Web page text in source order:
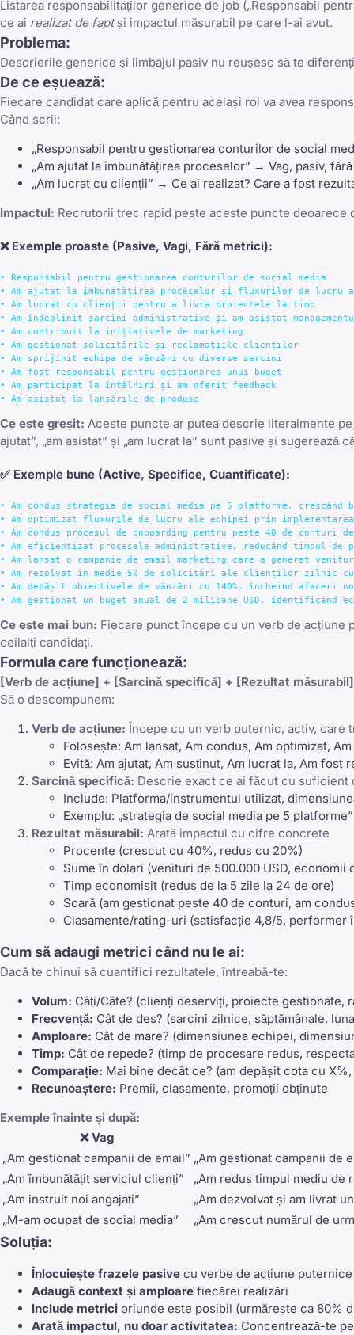
Listarea responsabilităților generice de job („Responsabil
ce ai realizat de faptși impactul măsurabil pe care l-ai avut.
Problema:
Descrierile generice și limbajul pasiv nu reușesc să te
De ce eșuează:
Fiecare candidat care aplică pentru același rol va avea
Când scrii:
„Responsabil pentru gestionarea conturilor de social
„Am ajutat la îmbunătățirea proceselor” → Vag, pasiv,
„Am lucrat cu clienții” → Ce ai realizat? Care a fost
Impactul: Recrutorii trec rapid peste aceste puncte
❌ Exemple proaste (Pasive, Vagi, Fără metrici):
• Responsabil pentru gestionarea conturilor de social media
• Am ajutat la îmbunătățirea proceselor și fluxurilor de lucru
• Am lucrat cu clienții pentru a livra proiectele la timp
• Am îndeplinit sarcini administrative și am asistat
• Am contribuit la inițiativele de marketing
• Am gestionat solicitările și reclamațiile clienților
• Am sprijinit echipa de vânzări cu diverse sarcini
• Am fost responsabil pentru gestionarea unui buget
• Am participat la întâlniri și am oferit feedback
Ce este greșit: Aceste puncte ar putea descrie literalmente
ajutat”, „am asistat” și „am lucrat la” sunt pasive și
✅ Exemple bune (Active, Specifice, Cuantificate):
• Am condus strategia de social media pe 5 platforme,
• Am optimizat fluxurile de lucru ale echipei prin
• Am condus procesul de onboarding pentru peste 40 de
• Am eficientizat procesele administrative, reducând timpul
• Am lansat o campanie de email marketing care a generat
• Am rezolvat în medie 50 de solicitări ale clienților zilnic cu
• Am depășit obiectivele de vânzări cu 140%, încheind afaceri
Ce este mai bun: Fiecare punct începe cu un verb de
ceilalți candidați.
Formula care funcționează:
[Verb de acțiune] + [Sarcină specifică] + [Rezultat măsurabil]
Să o descompunem:
Verb de acțiune: Începe cu un verb puternic, activ, care
Folosește: Am lansat, Am condus, Am optimizat,
Evită: Am ajutat, Am susținut, Am lucrat la, Am
Sarcină specifică: Descrie exact ce ai făcut cu suficient
Include: Platforma/instrumentul utilizat,
Exemplu: „strategia de social media pe 5
Rezultat măsurabil: Arată impactul cu cifre concrete
Procente (crescut cu 40%, redus cu 20%)
Sume în dolari (venituri de 500.000 USD, economii
Timp economisit (redus de la 5 zile la 24 de ore)
Scară (am gestionat peste 40 de conturi, am
Clasamente/rating-uri (satisfacție 4,8/5, performer
Cum să adaugi metrici când nu le ai:
Dacă te chinui să cuantifici rezultatele, întreabă-te:
Volum: Câți/Câte? (clienți deserviți, proiecte gestionate,
Frecvență: Cât de des? (sarcini zilnice, săptămânale,
Amploare: Cât de mare? (dimensiunea echipei,
Timp: Cât de repede? (timp de procesare redus,
Comparație: Mai bine decât ce? (am depășit cota cu
Recunoaștere: Premii, clasamente, promoții obținute
Exemple înainte și după:
❌ Vag
„Am gestionat campanii de email” „Am gestionat campanii de
„Am îmbunătățit serviciul clienți”
„Am redus timpul mediu
„Am instruit noi angajați”
„Am dezvolvat și am livrat
„M-am ocupat de social media”
„Am crescut numărul de
Soluția:
Înlocuiește frazele pasive cu verbe de acțiune puternice
Adaugă context și amploare fiecărei realizări
Include metrici oriunde este posibil (urmărește ca 80%
Arată impactul, nu doar activitatea: Concentrează-te